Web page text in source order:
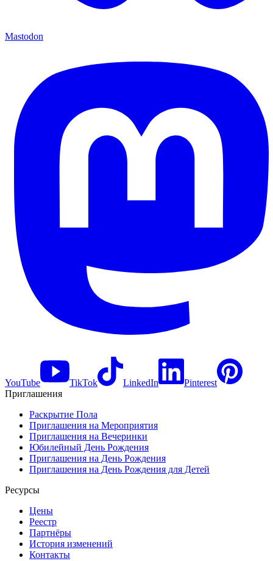
Mastodon
YouTube TikTok LinkedIn
Pinterest
Приглашения
Раскрытие Пола
Приглашения на Мероприятия
Приглашения на Вечеринки
Юбилейный День Рождения
Приглашения на День Рождения
Приглашения на День Рождения для Детей
Ресурсы
Цены
Реестр
Партнёры
История изменений
Контакты